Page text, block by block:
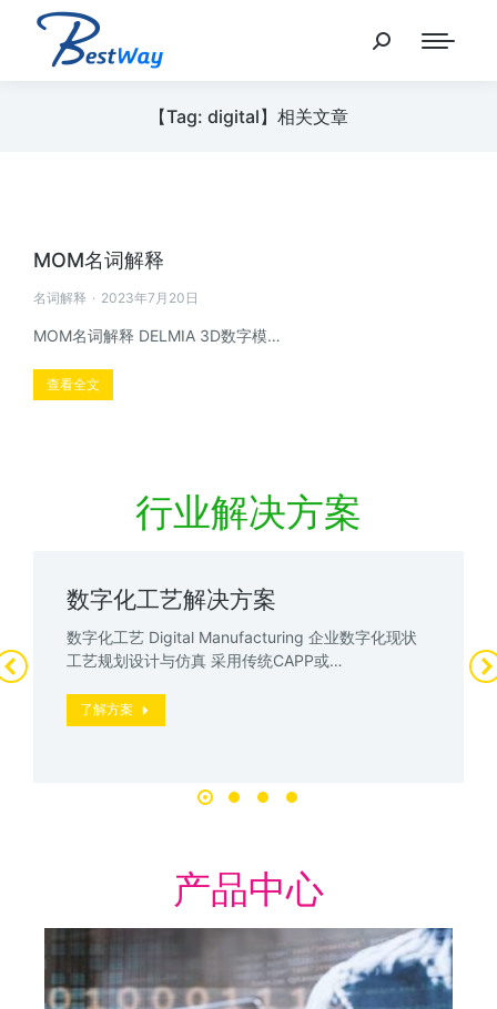
【Tag: digital】相关文章
MOM名词解释
名词解释 2023年7月20日
MOM名词解释 DELMIA 3D数字模…
查看全文
行业解决方案
数字化工艺解决方案
数字化工艺 Digital Manufacturing 企业数字化现状
工艺规划设计与仿真 采用传统CAPP或…
了解方案
产品中心